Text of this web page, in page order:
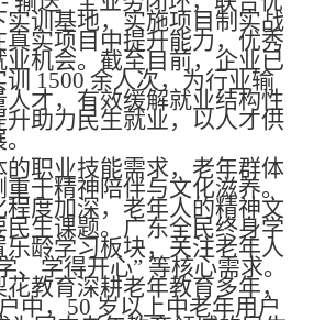
实训基地，实施项目制实战
实项目中提升能力，优秀
机会。截至目前，企业已
1500 余人次，为行业输
才，有效缓解就业结构性
升助力民生就业，以人才供
职业技能需求，老年群体
于精神陪伴与文化滋养。
程度加深，老年人的精神文
生课题。广东全民终身学
乐龄学习板块，关注老年人
、学得开心” 等核心需求。
教育深耕老年教育多年，
中，50 岁以上中老年用户